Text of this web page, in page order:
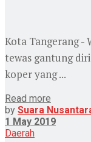
Kota Tangerang -
tewas gantung
koper yang ...
Read more
by Suara
1 May 2019
Daerah